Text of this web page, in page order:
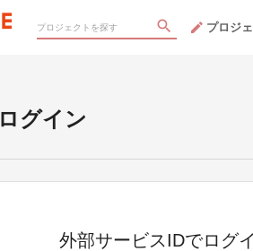
プロジ
ログイン
外部サービスIDでログ